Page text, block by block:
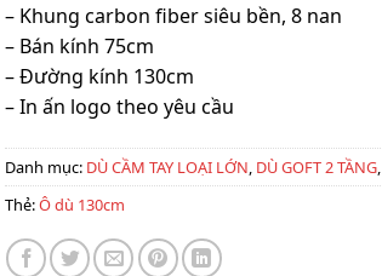
– Khung carbon fiber siêu bền, 8 nan
– Bán kính 75cm
– Đường kính 130cm
– In ấn logo theo yêu cầu
Danh mục: DÙ CẦM TAY LOẠI LỚN, DÙ GOFT 2 TẦNG,
Thẻ:Ô dù 130cm